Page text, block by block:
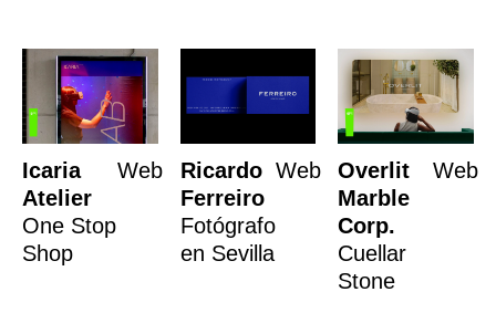
Icaria
Atelier
One Stop
Shop
Web
Ricardo
Ferreiro
Fotógrafo
en Sevilla
Web
Overlit
Marble
Corp.
Cuellar
Stone
Web